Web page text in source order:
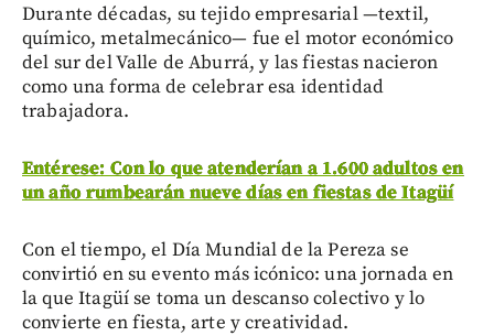
Durante décadas, su tejido empresarial —textil,
químico, metalmecánico— fue el motor económico
del sur del Valle de Aburrá, y las fiestas nacieron
como una forma de celebrar esa identidad
trabajadora.
Entérese: Con lo que atenderían a 1.600 adultos en
un año rumbearán nueve días en fiestas de Itagüí
Con el tiempo, el Día Mundial de la Pereza se
convirtió en su evento más icónico: una jornada en
la que Itagüí se toma un descanso colectivo y lo
convierte en fiesta, arte y creatividad.